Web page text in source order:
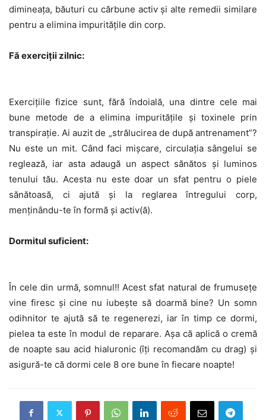
dimineața, băuturi cu cărbune activ și alte remedii similare
pentru a elimina impuritățile din corp.
Fă exerciții zilnic:
Exercițiile fizice sunt, fără îndoială, una dintre cele mai
bune metode de a elimina impuritățile și toxinele prin
transpirație. Ai auzit de „strălucirea de după antrenament”?
Nu este un mit. Când faci mișcare, circulația sângelui se
reglează, iar asta adaugă un aspect sănătos și luminos
tenului tău. Acesta nu este doar un sfat pentru o piele
sănătoasă, ci ajută și la reglarea întregului corp,
menținându-te în formă și activ(ă).
Dormitul suficient:
În cele din urmă, somnul!! Acest sfat natural de frumusețe
vine firesc și cine nu iubește să doarmă bine? Un somn
odihnitor te ajută să te regenerezi, iar în timp ce dormi,
pielea ta este în modul de reparare. Așa că aplică o cremă
de noapte sau acid hialuronic (îți recomandăm cu drag) și
asigură-te că dormi cele 8 ore bune în fiecare noapte!